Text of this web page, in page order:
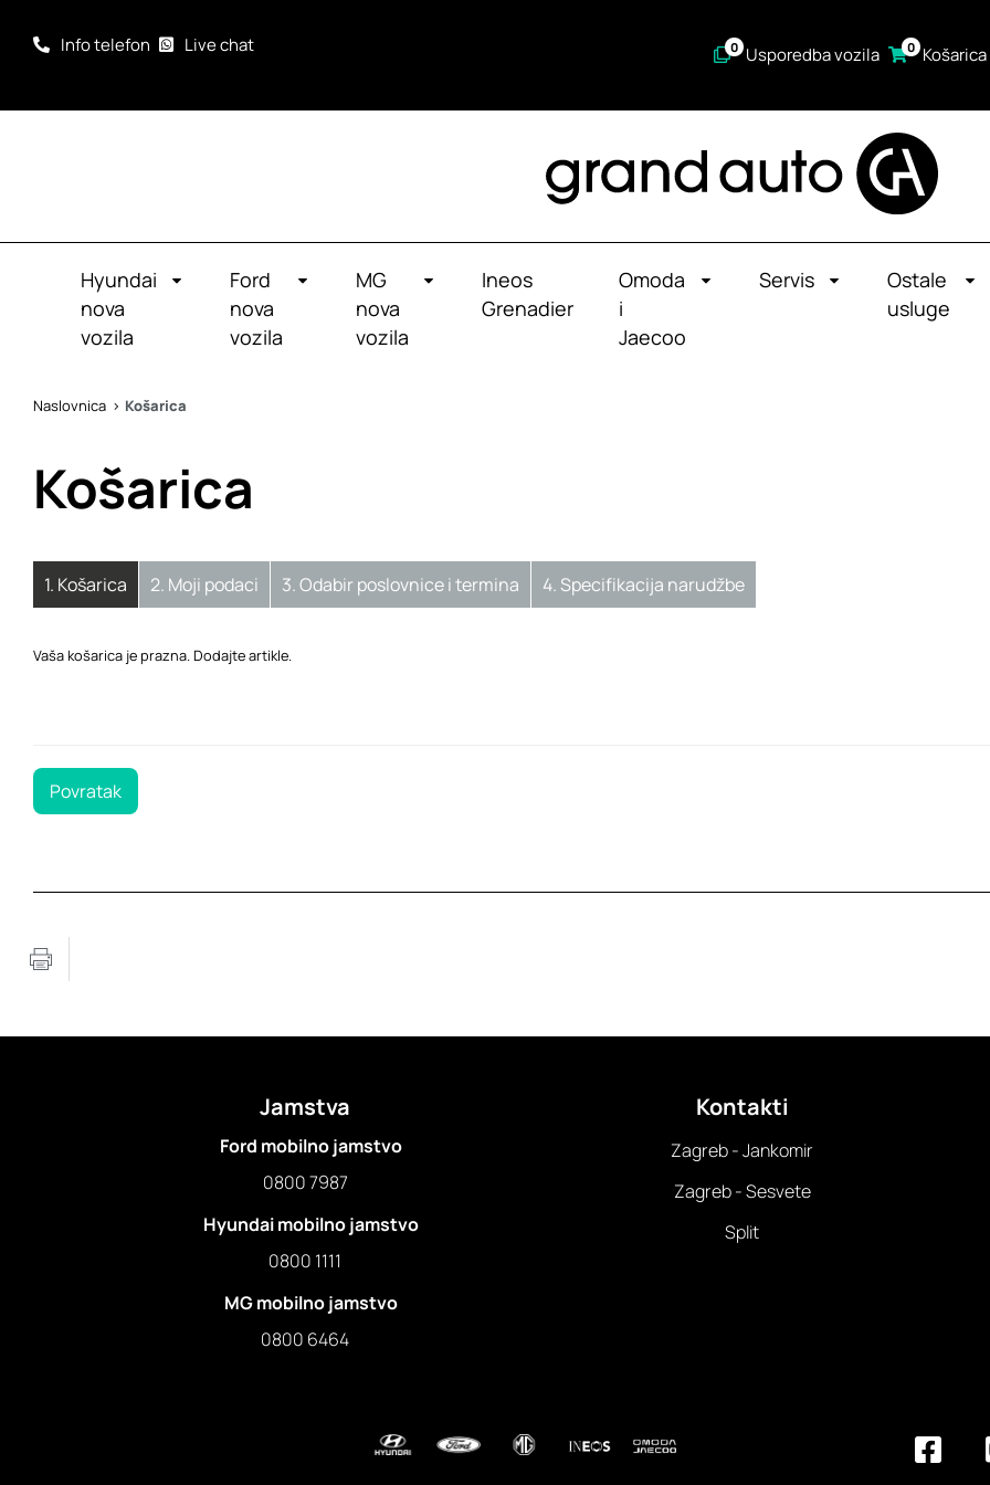
Info telefon Live chat 0 Usporedba vozila 0 Košarica
Hyundai
nova
vozila
Ford
nova
vozila
MG
nova
vozila
Ineos
Grenadier
Omoda
i
Jaecoo
Servis
Ostale
usluge
Naslovnica Košarica
Košarica
1. Košarica 2. Moji podaci 3.Odabir poslovnice i termina 4.Specifikacija narudžbe
Vaša košarica je prazna. Dodajte artikle.
Povratak
Jamstva
Ford mobilno jamstvo
0800 7987
Hyundai mobilno jamstvo
0800 1111
MG mobilno jamstvo
0800 6464
Kontakti
Zagreb - Jankomir
Zagreb - Sesvete
Split